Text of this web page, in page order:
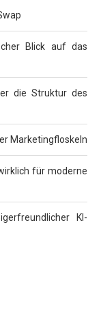
Blick auf das
die Struktur des
Marketingfloskeln
für moderne
KI-